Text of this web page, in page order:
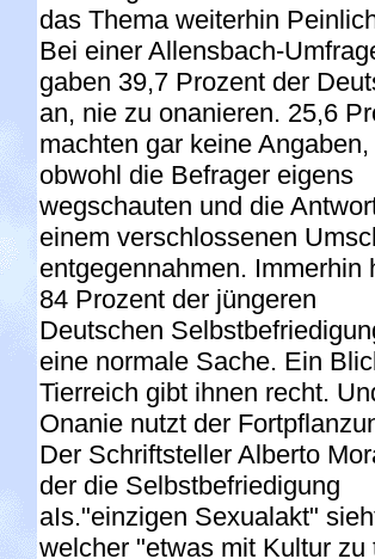
das Thema weiterhin
Bei einer Allensbach-
gaben 39,7 Prozent der
an, nie zu onanieren. 25,6
machten gar keine Angaben,
obwohl die Befrager eigens
wegschauten und die
einem verschlossenen
entgegennahmen. Immerhin
84 Prozent der jüngeren
Deutschen
eine normale Sache. Ein
Tierreich gibt ihnen recht.
Onanie nutzt der
Der Schriftsteller Alberto
der die Selbstbefriedigung
aIs."einzigen Sexualakt"
welcher "etwas mit Kultur zu